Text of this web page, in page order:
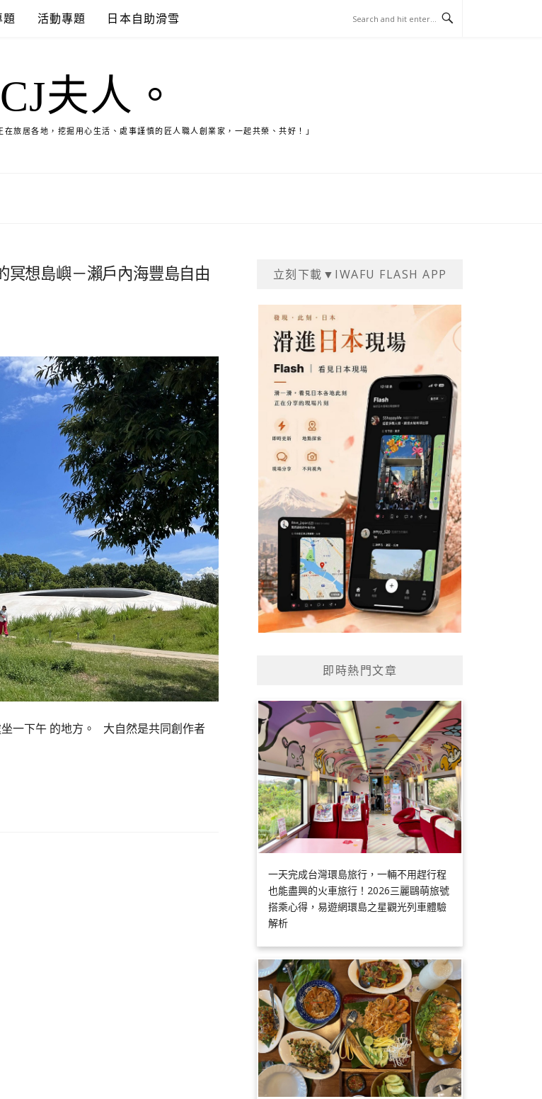
活動專題 日本自助滑雪
夫人。
旅居各地，挖掘用心生活、處事謹慎的匠人職人創業家，一起共榮、共好！」
冥想島嶼－瀨戶內海豐島自由
一下午 的地方。 大自然是共同創作者
立刻下載▼IWAFU FLASH APP
即時熱門文章
一天完成台灣環島旅行，一輛不用趕行程
也能盡興的火車旅行！2026三麗鷗萌旅號
搭乘心得，易遊網環島之星觀光列車體驗
解析